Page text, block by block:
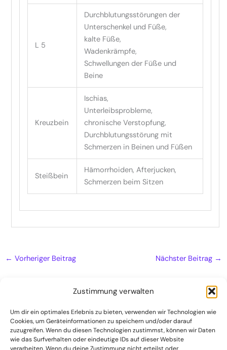
Zustimmung verwalten
Um dir ein optimales Erlebnis zu bieten, verwenden wir Technologien wie
Cookies, um Geräteinformationen zu speichern und/oder darauf
zuzugreifen. Wenn du diesen Technologien zustimmst, können wir Daten
wie das Surfverhalten oder eindeutige IDs auf dieser Website
L 5
Durchblutungsstörungen der
Unterschenkel und Füße,
kalte Füße,
Wadenkrämpfe,
Schwellungen der Füße und
Beine
Kreuzbein
Ischias,
Unterleibsprobleme,
chronische Verstopfung,
Durchblutungsstörung mit
Schmerzen in Beinen und Füßen
Steißbein
Hämorrhoiden, Afterjucken,
Schmerzen beim Sitzen
← Vorheriger Beitrag Nächster Beitrag →
Naturheilpraxis
Kontakt